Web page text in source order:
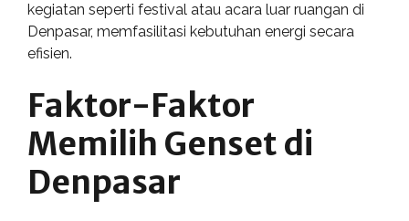
kegiatan seperti festival atau acara luar ruangan di
Denpasar, memfasilitasi kebutuhan energi secara
efisien.
Faktor-Faktor
Memilih Genset di
Denpasar